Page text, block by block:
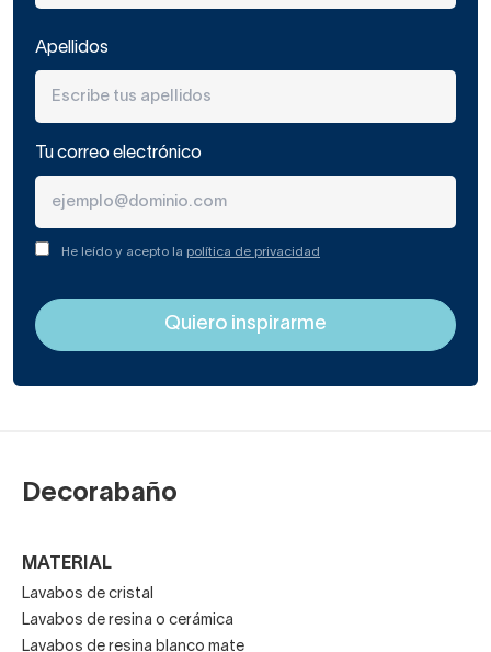
Apellidos
Tu correo electrónico
He leído y acepto la política de privacidad
Decorabaño
MATERIAL
Lavabos de cristal
Lavabos de resina o cerámica
Lavabos de resina blanco mate